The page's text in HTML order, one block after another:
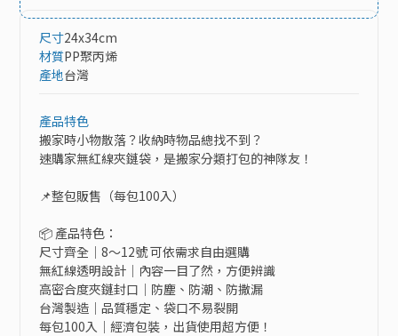
尺寸24x34cm
材質PP聚丙烯
產地台灣
產品特色
搬家時小物散落？收納時物品總找不到？
速購家無紅線夾鏈袋，是搬家分類打包的神隊友！
📌整包販售（每包100入）
📦 產品特色：
尺寸齊全｜8～12號 可依需求自由選購
無紅線透明設計｜內容一目了然，方便辨識
高密合度夾鏈封口｜防塵、防潮、防撒漏
台灣製造｜品質穩定、袋口不易裂開
每包100入｜經濟包裝，出貨使用超方便！